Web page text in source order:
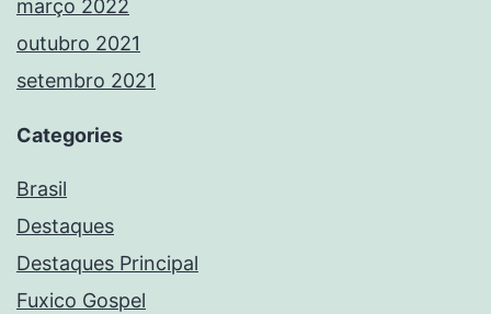
março 2022
outubro 2021
setembro 2021
Categories
Brasil
Destaques
Destaques Principal
Fuxico Gospel